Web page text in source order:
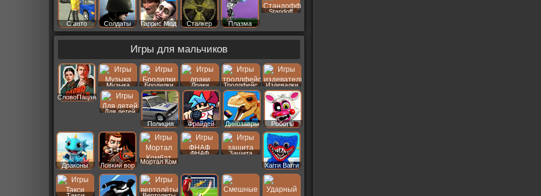
С авто Солдаты Гаррис Мод Сталкер Плазма
Standoff
Игры для мальчиков
СловоПацана
Музыка Бродилки Драки Троллфейс Издевалки
Для детей
Полиция
Фрайдей Динозавры Роботы
Драконы Ловкий вор
Мортал Ком
ФНАФ
Защита
Хагги Вагги